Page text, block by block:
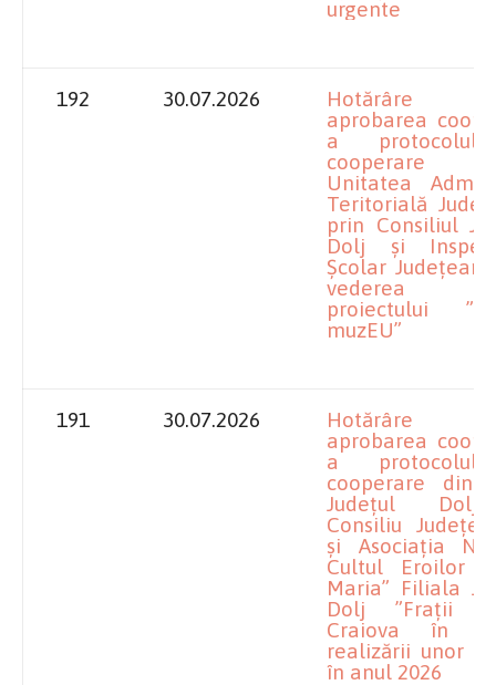
urgente
192 30.07.2026
Hotărâre
aprobarea
a
cooperare
Unitatea
Teritorială
prin Consiliul
Dolj și
Școlar Județean
vederea
proiectului
muzEU”
191 30.07.2026
Hotărâre
aprobarea
a
cooperare
Județul
Consiliu
și Asociația
Cultul Eroilor
Maria” Filiala
Dolj ”Frații
Craiova în
realizării unor
în anul 2026